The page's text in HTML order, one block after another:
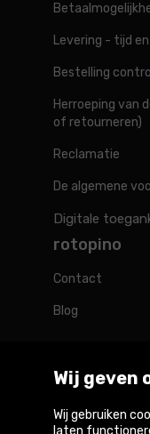
Levering - tijd
Bestelling
Herroeping van
of retourneren)
Reclamatie
De algemene
Digitale
rotopino
Contact
Blog
Rotopino in
Wij geven
Wij gebruiken
laten